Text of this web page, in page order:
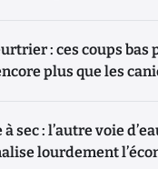
: ces coups bas
plus que les
sec : l’autre voie
lourdement